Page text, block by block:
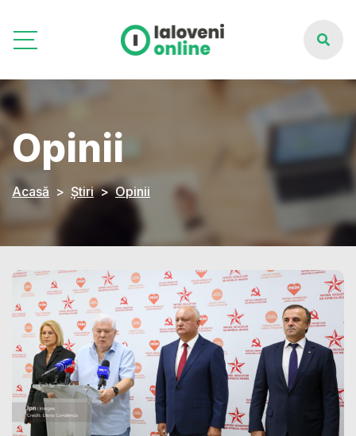
Opinii
Acasă Știri Opinii